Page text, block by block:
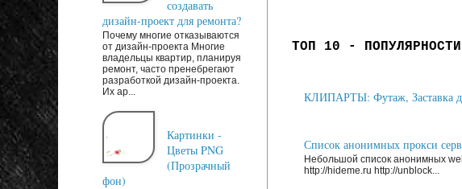
ТОП 10 - ПОПУЛЯРНОСТИ
КЛИПАРТЫ: Футаж, Заставка
Список анонимных прокси
Небольшой список анонимных
http://hideme.ru http://unblock...
создавать
дизайн-проект для ремонта?
Почему многие отказываются
от дизайн-проекта Многие
владельцы квартир, планируя
ремонт, часто пренебрегают
разработкой дизайн-проекта.
Их ар...
Картинки -
Цветы PNG
(Прозрачный
фон)